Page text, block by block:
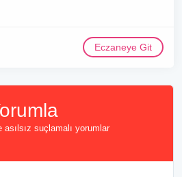
Eczaneye Git
asılsız suçlamalı yorumlar